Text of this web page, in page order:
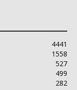
4441
1558
527
499
282